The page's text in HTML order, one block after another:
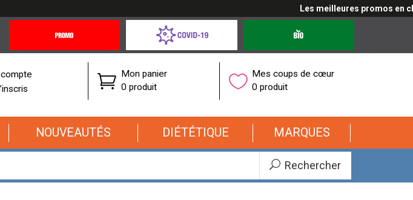
Les meilleures promos en
Offres
Coronavirus
Mon panier
0 produit
Mes coups de cœur
0 produit
NOUVEAUTÉS DIÉTÉTIQUE MARQUES
Rechercher